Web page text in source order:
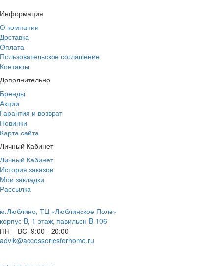
Информация
О компании
Доставка
Оплата
Пользовательское соглашение
Контакты
Дополнительно
Бренды
Акции
Гарантия и возврат
Новинки
Карта сайта
Личный Кабинет
Личный Кабинет
История заказов
Мои закладки
Рассылка
м.Люблино, ТЦ «Люблинское Поле»
корпус B, 1 этаж, павильон B 106
ПН – ВС: 9:00 - 20:00
advik@accessoriesforhome.ru